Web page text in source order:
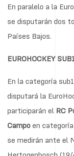
En paralelo a la
se disputarán dos
Países Bajos.
EUROHOCKEY
En la categoría
disputará la
participarán el RC
Campo en
se medirán ante el